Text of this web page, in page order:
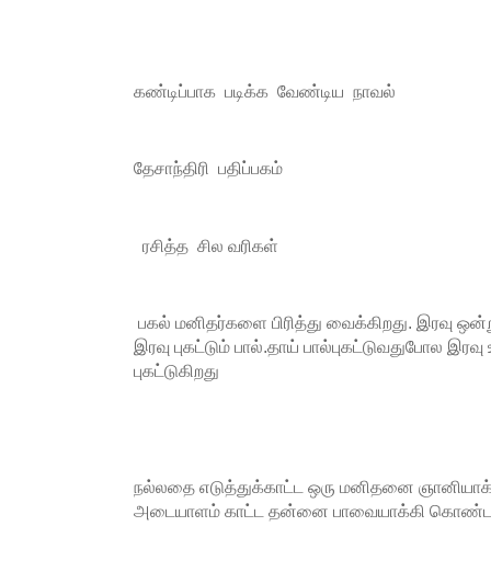
கண்டிப்பாக படிக்க வேண்டிய நாவல்
தேசாந்திரி பதிப்பகம்
ரசித்த சில வரிகள்
பகல் மனிதர்களை பிரித்து வைக்கிறது. இரவு
இரவு புகட்டும் பால்.தாய் பால்புகட்டுவதுபோல
புகட்டுகிறது
நல்லதை எடுத்துக்காட்ட ஒரு மனிதனை
அடையாளம் காட்ட தன்னை பாவையாக்கி